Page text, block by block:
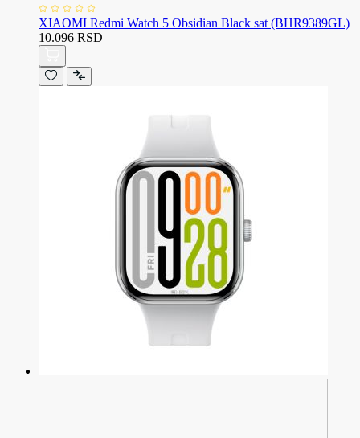
XIAOMI Redmi Watch 5 Obsidian Black sat (BHR9389GL)
10.096 RSD